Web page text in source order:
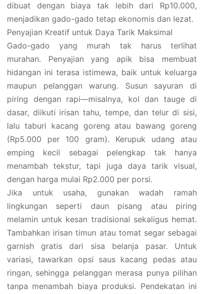
dibuat dengan biaya tak lebih dari Rp10.000,
menjadikan gado-gado tetap ekonomis dan lezat.
Penyajian Kreatif untuk Daya Tarik Maksimal
Gado-gado yang murah tak harus terlihat
murahan. Penyajian yang apik bisa membuat
hidangan ini terasa istimewa, baik untuk keluarga
maupun pelanggan warung. Susun sayuran di
piring dengan rapi—misalnya, kol dan tauge di
dasar, diikuti irisan tahu, tempe, dan telur di sisi,
lalu taburi kacang goreng atau bawang goreng
(Rp5.000 per 100 gram). Kerupuk udang atau
emping kecil sebagai pelengkap tak hanya
menambah tekstur, tapi juga daya tarik visual,
dengan harga mulai Rp2.000 per porsi.
Jika untuk usaha, gunakan wadah ramah
lingkungan seperti daun pisang atau piring
melamin untuk kesan tradisional sekaligus hemat.
Tambahkan irisan timun atau tomat segar sebagai
garnish gratis dari sisa belanja pasar. Untuk
variasi, tawarkan opsi saus kacang pedas atau
ringan, sehingga pelanggan merasa punya pilihan
tanpa menambah biaya produksi. Pendekatan ini